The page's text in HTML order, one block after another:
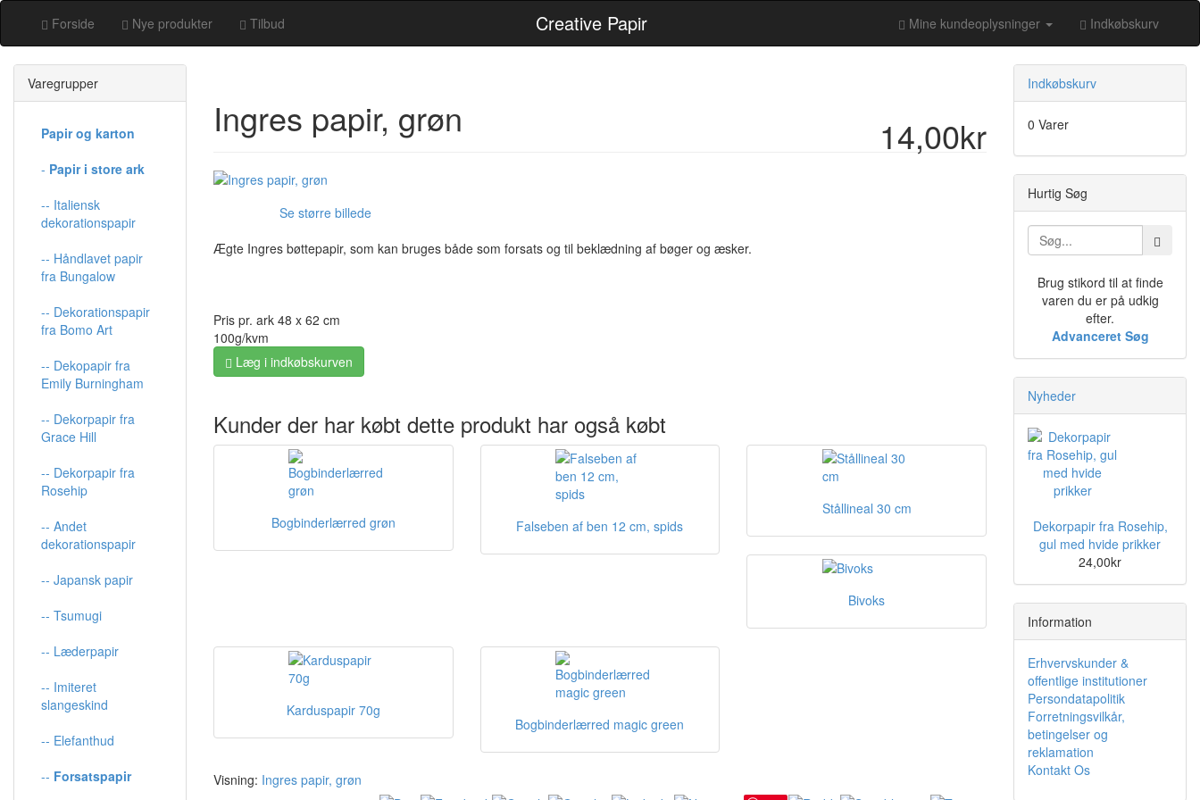
Forside Nye produkter Tilbud Mine kundeoplysninger Indkøbskurv
Creative Papir
14,00kr
Ingres papir, grøn
Se større billede
Ægte Ingres bøttepapir, som kan bruges både som forsats og til beklædning af bøger og æsker.
Pris pr. ark 48 x 62 cm
100g/kvm
Læg i indkøbskurven
Kunder der har købt dette produkt har også købt
Bogbinderlærred grøn Falseben af ben 12 cm, spids
Stållineal 30 cm
Bivoks
Karduspapir 70g
Bogbinderlærred magic green
Visning: Ingres papir, grøn
Varegrupper
Papir og karton
- Papir i store ark
-- Italiensk
dekorationspapir
-- Håndlavet papir
fra Bungalow
-- Dekorationspapir
fra Bomo Art
-- Dekopapir fra
Emily Burningham
-- Dekorpapir fra
Grace Hill
-- Dekorpapir fra
Rosehip
-- Andet
dekorationspapir
-- Japansk papir
-- Tsumugi
-- Læderpapir
-- Imiteret
slangeskind
-- Elefanthud
-- Forsatspapir
Indkøbskurv
0 Varer
Hurtig Søg
Brug stikord til at finde
varen du er på udkig
efter.
Advanceret Søg
Nyheder
Dekorpapir fra Rosehip,
gul med hvide prikker
24,00kr
Information
Erhvervskunder &
offentlige institutioner
Persondatapolitik
Forretningsvilkår,
betingelser og
reklamation
Kontakt Os